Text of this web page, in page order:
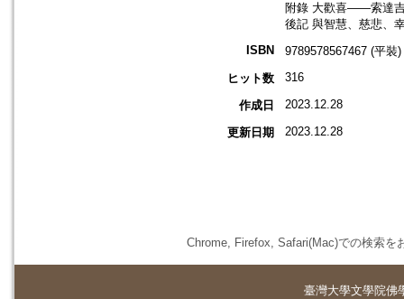
附錄 大歡喜——索達
後記 與智慧、慈悲、
ISBN
9789578567467 (平裝)
ヒット数
316
作成日 2023.12.28
更新日期 2023.12.28
Chrome, Firefox, Safari(Mac)での検索を
臺灣大學文學院佛